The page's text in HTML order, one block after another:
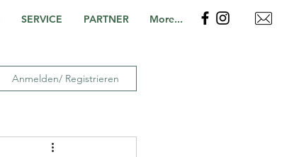
SERVICE PARTNER More...
Anmelden/ Registrieren